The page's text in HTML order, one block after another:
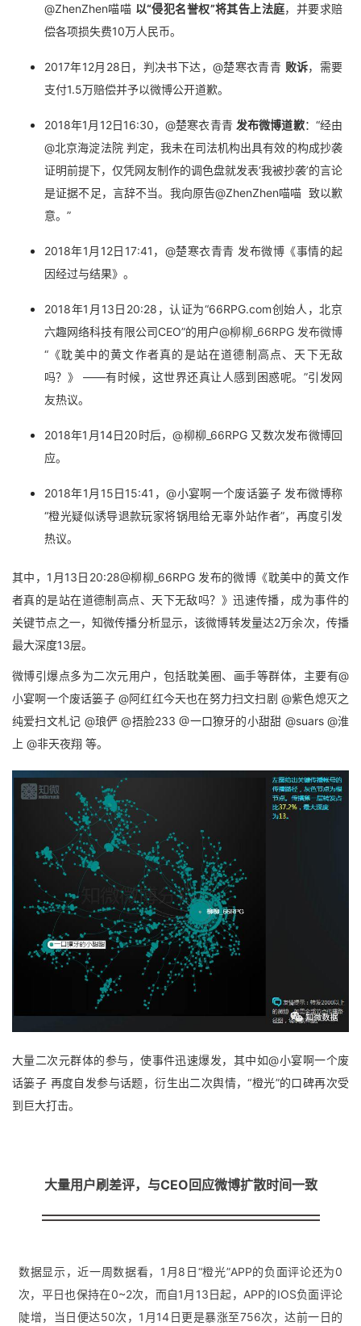
@ZhenZhen喵喵 以“侵犯名誉权”将其告上法庭，并要求赔
偿各项损失费10万人民币。
2017年12月28日，判决书下达，@楚寒衣青青 败诉，需要
支付1.5万赔偿并予以微博公开道歉。
2018年1月12日16:30，@楚寒衣青青 发布微博道歉：“经由
@北京海淀法院 判定，我未在司法机构出具有效的构成抄袭
证明前提下，仅凭网友制作的调色盘就发表‘我被抄袭’的言论
是证据不足，言辞不当。我向原告@ZhenZhen喵喵 致以歉
意。”
2018年1月12日17:41， @楚寒衣青青 发布微博 《事情的起
因经过与结果》。
2018年1月13日20:28，认证为“66RPG.com创始人，北京
六趣网络科技有限公司CEO”的用户@柳柳_66RPG 发布微博
“ 《耽美中的黄文作者真的是站在道德制高点、天下无敌
吗？》 ——有时候，这世界还真让人感到困惑呢。”引发网
友热议。
2018年1月14日20时后，@柳柳_66RPG 又数次发布微博回
应。
2018年1月15日15:41，@小宴啊一个废话篓子 发布微博称
“橙光疑似诱导退款玩家将锅甩给无辜外站作者”，再度引发
热议。
其中，1月13日20:28@柳柳_66RPG 发布的微博《耽美中的黄文作
者真的是站在道德制高点、天下无敌吗？》迅速传播，成为事件的
关键节点之一，知微传播分析显示，该微博转发量达2万余次，传播
最大深度13层。
微博引爆点多为二次元用户，包括耽美圈、画手等群体，主要有@
小宴啊一个废话篓子 @阿红红今天也在努力扫文扫剧 @紫色熄灭之
纯爱扫文札记 @琅俨 @捂脸233 @一口獠牙的小甜甜 @suars @淮
上 @非天夜翔 等。
大量二次元群体的参与，使事件迅速爆发，其中如@小宴啊一个废
话篓子 再度自发参与话题，衍生出二次舆情，“橙光”的口碑再次受
到巨大打击。
大量用户刷差评，与CEO回应微博扩散时间一致
数据显示，近一周数据看，1月8日“橙光”APP的负面评论还为0
次，平日也保持在0~2次，而自1月13日起，APP的IOS负面评论
陡增，当日便达50次，1月14日更是暴涨至756次，达前一日的